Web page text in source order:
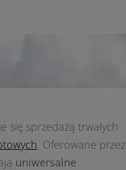
się sprzedażą trwałych
. Oferowane przez
uniwersalne